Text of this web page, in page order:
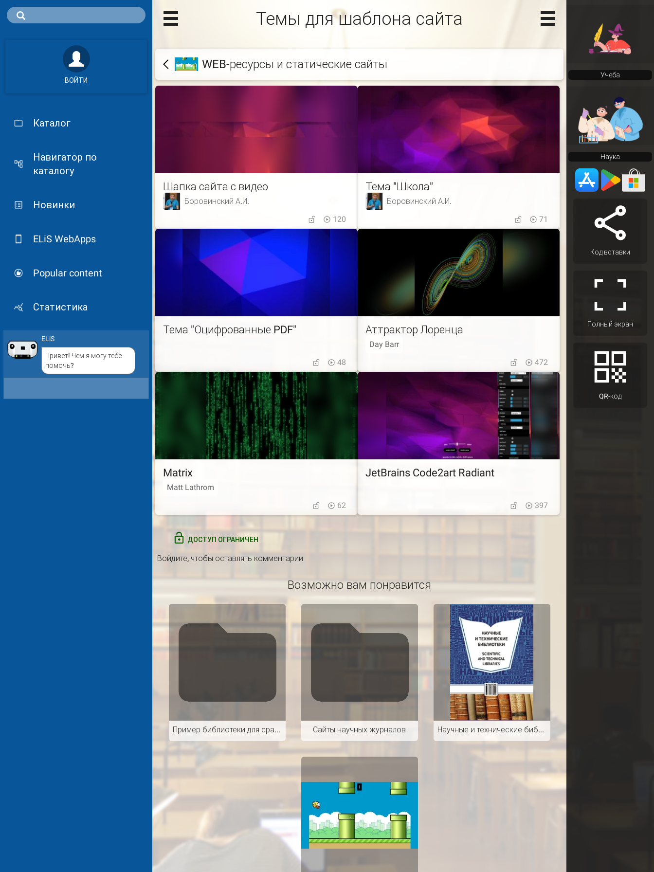
ВОЙТИ
Каталог
Навигатор по
каталогу
Новинки
ELiS WebApps
Popular content
Статистика
ELiS
Привет! Чем я могу тебе
помочь?
Темы для шаблона сайта
WEB-ресурсы и статические сайты
Шапка сайта с видео
Боровинский А.И.
120
Тема "Школа"
Боровинский А.И.
71
Тема "Оцифрованные PDF"
48
Аттрактор Лоренца
Day Barr
472
Matrix
Matt Lathrom
62
JetBrains Code2art Radiant
397
ДОСТУП ОГРАНИЧЕН
Войдите, чтобы оставлять комментарии
Возможно вам понравится
Пример библиотеки для сравнения с DSpace Сайты научных журналов Научные и технические библиотеки
Учеба
Наука
Код вставки
Полный экран
QR-код